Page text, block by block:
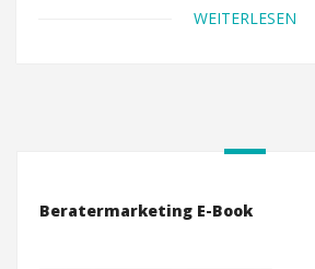
WEITERLESEN
Beratermarketing E-Book